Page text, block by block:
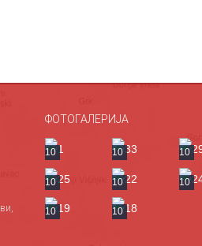
ФОТОГАЛЕРИЈА
10 10 10
10 10 10
10 10